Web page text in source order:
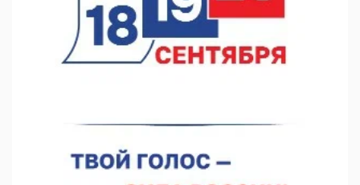
07.08.2026 12:04